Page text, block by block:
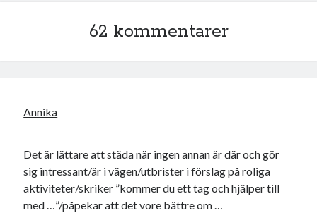
62 kommentarer
Annika
Det är lättare att städa när ingen annan är där och gör
sig intressant/är i vägen/utbrister i förslag på roliga
aktiviteter/skriker ”kommer du ett tag och hjälper till
med …”/påpekar att det vore bättre om …